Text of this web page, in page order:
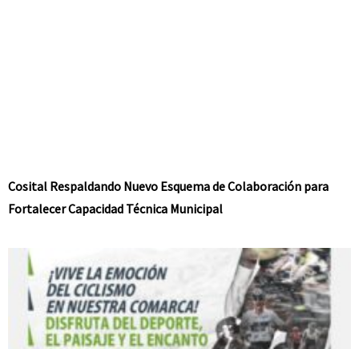
Cosital Respaldando Nuevo Esquema de Colaboración para
Fortalecer Capacidad Técnica Municipal